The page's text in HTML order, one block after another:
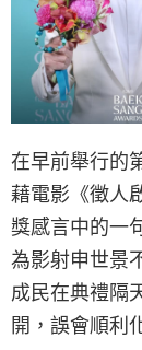
在早前舉行的
藉電影《徵人
獎感言中的一
為影射申世景
成民在典禮隔
開，誤會順利